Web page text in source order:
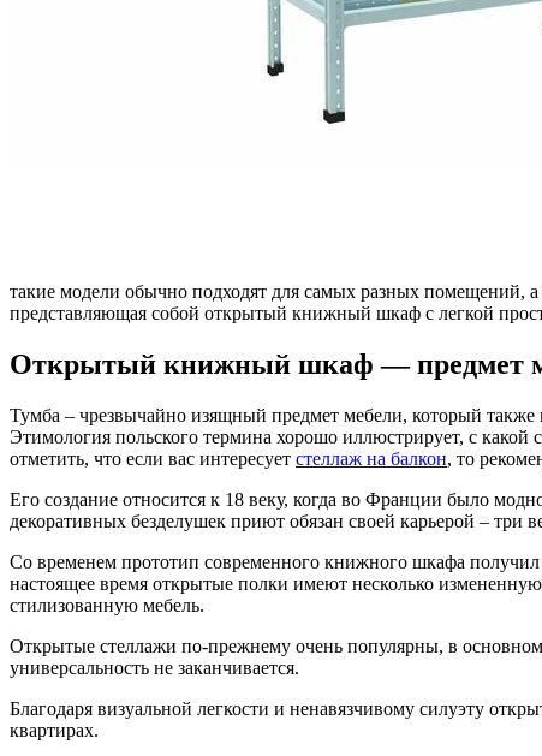
такие модели обычно подходят для самых разных помещений,
представляющая собой открытый книжный шкаф с легкой
Открытый книжный шкаф — предмет
Тумба – чрезвычайно изящный предмет мебели, который также
Этимология польского термина хорошо иллюстрирует, с
отметить, что если вас интересует стеллаж на балкон, то
Его создание относится к 18 веку, когда во Франции было
декоративных безделушек приют обязан своей карьерой – три
Со временем прототип современного книжного шкафа получил
настоящее время открытые полки имеют несколько
стилизованную мебель.
Открытые стеллажи по-прежнему очень популярны, в основном
универсальность не заканчивается.
Благодаря визуальной легкости и ненавязчивому силуэту
квартирах.